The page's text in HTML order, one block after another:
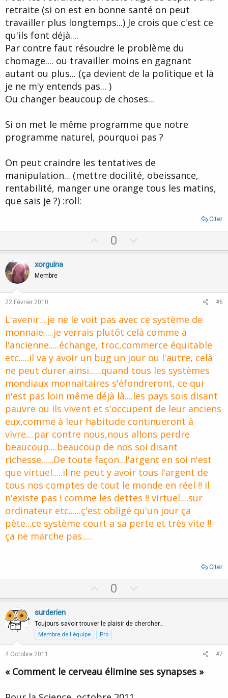
retraite (si on est en bonne santé on peut
travailler plus longtemps...) Je crois que c'est ce
qu'ils font déjà....
Par contre faut résoudre le problème du
chomage.... ou travailler moins en gagnant
autant ou plus... (ça devient de la politique et là
je ne m'y entends pas... )
Ou changer beaucoup de choses...
Si on met le même programme que notre
programme naturel, pourquoi pas ?
On peut craindre les tentatives de
manipulation... (mettre docilité, obeissance,
rentabilité, manger une orange tous les matins,
que sais je ?) :roll:
Citer
p
t
0
o
v
e
xorguina
Membre
22 Février 2010 #6
L'avenir....je ne le voit pas avec ce système de
monnaie.....je verrais plutôt celà comme à
l'ancienne.....échange, troc,commerce équitable
etc.....il va y avoir un bug un jour ou l'autre, celà
ne peut durer ainsi......quand tous les systèmes
mondiaux monnaitaires s'éfondreront, ce qui
n'est pas loin même déjà là....les pays sois disant
pauvre ou ils vivent et s'occupent de leur anciens
eux,comme à leur habitude continueront à
vivre....par contre nous,nous allons perdre
beaucoup....beaucoup de nos soi disant
richesse......De toute façon...l'argent en soi n'est
que virtuel.....il ne peut y avoir tous l'argent de
tous nos comptes de tout le monde en réel !! il
n'existe pas ! comme les dettes !! virtuel....sur
ordinateur etc......ç'est obligé qu'un jour ça
pète...ce système court a sa perte et très vite !!
ça ne marche pas.....
Citer
p
o
t
e
0
o
n
o
e
surderien
Toujours savoir trouver le plaisir de chercher…
Membre de l'équipe Pro
4 Octobre 2011 #7
« Comment le cerveau élimine ses synapses »